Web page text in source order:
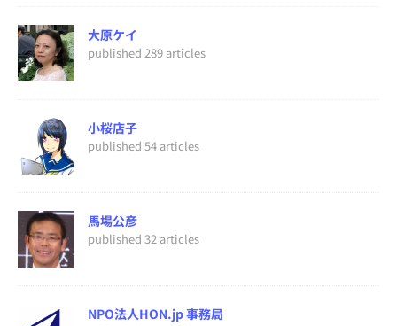
大原ケイ
published 289 articles
小桜店子
published 54 articles
馬場公彦
published 32 articles
NPO法人HON.jp 事務局